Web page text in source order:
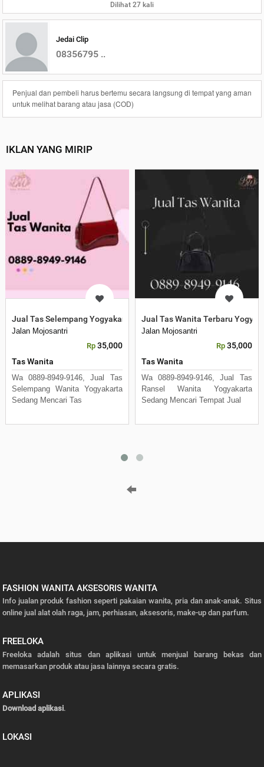
Dilihat 27 kali
Jedai Clip
08356795 ..
Penjual dan pembeli harus bertemu secara langsung di tempat yang aman
untuk melihat barang atau jasa (COD)
IKLAN YANG MIRIP
Jual Tas Selempang Yogyakarta
Jalan Mojosantri
Rp 35,000
Tas Wanita
Wa 0889-8949-9146, Jual Tas
Selempang Wanita Yogyakarta
Sedang Mencari Tas
Jual Tas Wanita Terbaru
Jalan Mojosantri
Rp 35,000
Tas Wanita
Wa 0889-8949-9146, Jual Tas
Ransel Wanita Yogyakarta
Sedang Mencari Tempat Jual
FASHION WANITA AKSESORIS WANITA
Info jualan produk fashion seperti pakaian wanita, pria dan anak-anak. Situs
online jual alat olah raga, jam, perhiasan, aksesoris, make-up dan parfum.
FREELOKA
Freeloka adalah situs dan aplikasi untuk menjual barang bekas dan
memasarkan produk atau jasa lainnya secara gratis.
APLIKASI
Download aplikasi.
LOKASI